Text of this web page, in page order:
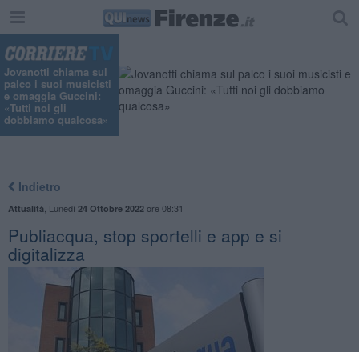
Jovanotti chiama sul
palco i suoi musicisti
e omaggia Guccini:
«Tutti noi gli
dobbiamo qualcosa»
Indietro
Attualità Lunedì 24 Ottobre 2022ore 08:31
Publiacqua, stop sportelli e app e si
digitalizza